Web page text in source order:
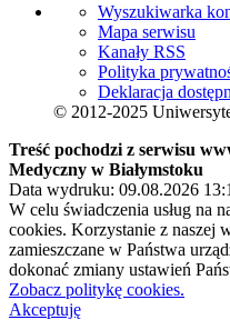
Wyszukiwarka
Mapa serwisu
Kanały RSS
Polityka
Deklaracja
© 2012-2025
Treść pochodzi z serwisu
Medyczny w Białymstoku
Data wydruku: 09.08.2026
W celu świadczenia usług na
cookies. Korzystanie z naszej
zamieszczane w Państwa
dokonać zmiany ustawień
Zobacz politykę cookies.
Akceptuję